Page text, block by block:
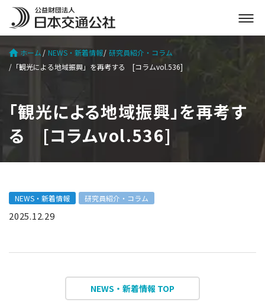
メ
ニ
く
ホーム NEWS・新着情報
研究員紹介・コラム
「観光による地域振興」を再考する [コラムvol.536]
「観光による地域振興」を再考す
る [コラムvol.536]
NEWS・新着情報 研究員紹介・コラム
2025.12.29
NEWS・新着情報 TOP